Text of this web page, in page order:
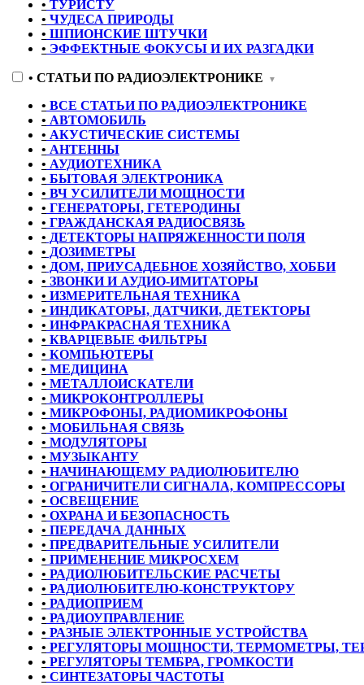
• ТУРИСТУ
• ЧУДЕСА ПРИРОДЫ
• ШПИОНСКИЕ ШТУЧКИ
• ЭФФЕКТНЫЕ ФОКУСЫ И ИХ РАЗГАДКИ
• СТАТЬИ ПО РАДИОЭЛЕКТРОНИКЕ ▼
• ВСЕ СТАТЬИ ПО РАДИОЭЛЕКТРОНИКЕ
• АВТОМОБИЛЬ
• АКУСТИЧЕСКИЕ СИСТЕМЫ
• АНТЕННЫ
• АУДИОТЕХНИКА
• БЫТОВАЯ ЭЛЕКТРОНИКА
• ВЧ УСИЛИТЕЛИ МОЩНОСТИ
• ГЕНЕРАТОРЫ, ГЕТЕРОДИНЫ
• ГРАЖДАНСКАЯ РАДИОСВЯЗЬ
• ДЕТЕКТОРЫ НАПРЯЖЕННОСТИ ПОЛЯ
• ДОЗИМЕТРЫ
• ДОМ, ПРИУСАДЕБНОЕ ХОЗЯЙСТВО, ХОББИ
• ЗВОНКИ И АУДИО-ИМИТАТОРЫ
• ИЗМЕРИТЕЛЬНАЯ ТЕХНИКА
• ИНДИКАТОРЫ, ДАТЧИКИ, ДЕТЕКТОРЫ
• ИНФРАКРАСНАЯ ТЕХНИКА
• КВАРЦЕВЫЕ ФИЛЬТРЫ
• КОМПЬЮТЕРЫ
• МЕДИЦИНА
• МЕТАЛЛОИСКАТЕЛИ
• МИКРОКОНТРОЛЛЕРЫ
• МИКРОФОНЫ, РАДИОМИКРОФОНЫ
• МОБИЛЬНАЯ СВЯЗЬ
• МОДУЛЯТОРЫ
• МУЗЫКАНТУ
• НАЧИНАЮЩЕМУ РАДИОЛЮБИТЕЛЮ
• ОГРАНИЧИТЕЛИ СИГНАЛА, КОМПРЕССОРЫ
• ОСВЕЩЕНИЕ
• ОХРАНА И БЕЗОПАСНОСТЬ
• ПЕРЕДАЧА ДАННЫХ
• ПРЕДВАРИТЕЛЬНЫЕ УСИЛИТЕЛИ
• ПРИМЕНЕНИЕ МИКРОСХЕМ
• РАДИОЛЮБИТЕЛЬСКИЕ РАСЧЕТЫ
• РАДИОЛЮБИТЕЛЮ-КОНСТРУКТОРУ
• РАДИОПРИЕМ
• РАДИОУПРАВЛЕНИЕ
• РАЗНЫЕ ЭЛЕКТРОННЫЕ УСТРОЙСТВА
• РЕГУЛЯТОРЫ МОЩНОСТИ, ТЕРМОМЕТРЫ,
• РЕГУЛЯТОРЫ ТЕМБРА, ГРОМКОСТИ
• СИНТЕЗАТОРЫ ЧАСТОТЫ